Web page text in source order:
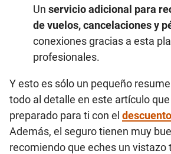
Un servicio adicional para
de vuelos, cancelaciones y
conexiones gracias a esta
profesionales.
Y esto es sólo un pequeño
todo al detalle en este artículo
preparado para ti con el
Además, el seguro tienen muy
recomiendo que eches un vistazo